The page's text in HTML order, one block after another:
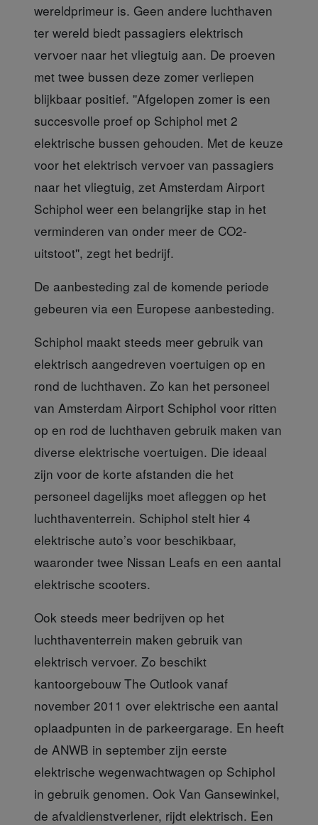
wereldprimeur is. Geen andere luchthaven
ter wereld biedt passagiers elektrisch
vervoer naar het vliegtuig aan. De proeven
met twee bussen deze zomer verliepen
blijkbaar positief. ''Afgelopen zomer is een
succesvolle proef op Schiphol met 2
elektrische bussen gehouden. Met de keuze
voor het elektrisch vervoer van passagiers
naar het vliegtuig, zet Amsterdam Airport
Schiphol weer een belangrijke stap in het
verminderen van onder meer de CO2-
uitstoot'', zegt het bedrijf.
De aanbesteding zal de komende periode
gebeuren via een Europese aanbesteding.
Schiphol maakt steeds meer gebruik van
elektrisch aangedreven voertuigen op en
rond de luchthaven. Zo kan het personeel
van Amsterdam Airport Schiphol voor ritten
op en rod de luchthaven gebruik maken van
diverse elektrische voertuigen. Die ideaal
zijn voor de korte afstanden die het
personeel dagelijks moet afleggen op het
luchthaventerrein. Schiphol stelt hier 4
elektrische auto’s voor beschikbaar,
waaronder twee Nissan Leafs en een aantal
elektrische scooters.
Ook steeds meer bedrijven op het
luchthaventerrein maken gebruik van
elektrisch vervoer. Zo beschikt
kantoorgebouw The Outlook vanaf
november 2011 over elektrische een aantal
oplaadpunten in de parkeergarage. En heeft
de ANWB in september zijn eerste
elektrische wegenwachtwagen op Schiphol
in gebruik genomen. Ook Van Gansewinkel,
de afvaldienstverlener, rijdt elektrisch. Een